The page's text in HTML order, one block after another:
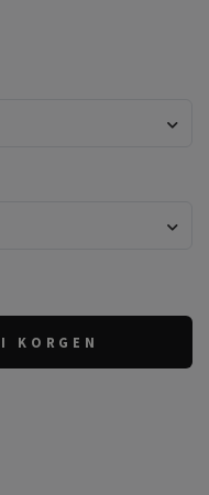
KORGEN